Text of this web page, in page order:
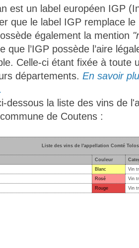
est un label européen IGP
que le label IGP remplace
également la mention
que l’IGP possède l’aire
Celle-ci étant fixée à toute
départements. En savoir
dessous la liste des vins de
de Coutens :
Liste des vins de l'appellation Comté
Couleur
Blanc
Vin
Rosé
Vin
Rouge Vin